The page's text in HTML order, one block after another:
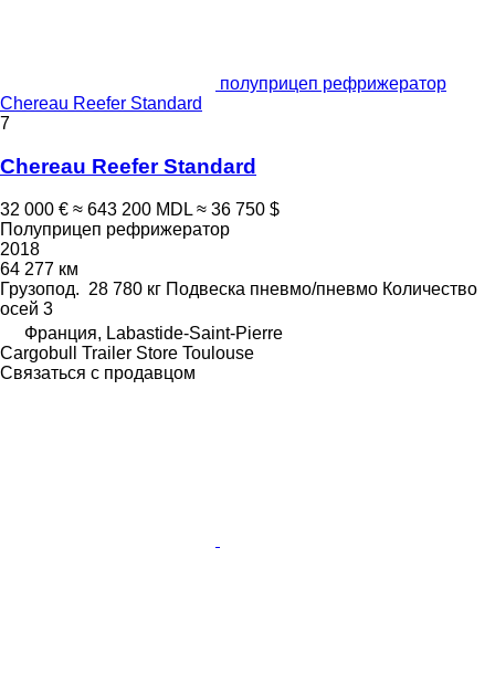
полуприцеп рефрижератор
Chereau Reefer Standard
7
Chereau Reefer Standard
32 000 € ≈ 643 200 MDL ≈ 36 750 $
Полуприцеп рефрижератор
2018
64 277 км
Грузопод. 28 780 кг Подвеска пневмо/пневмо Количество
осей 3
Франция, Labastide-Saint-Pierre
Cargobull Trailer Store Toulouse
Связаться с продавцом